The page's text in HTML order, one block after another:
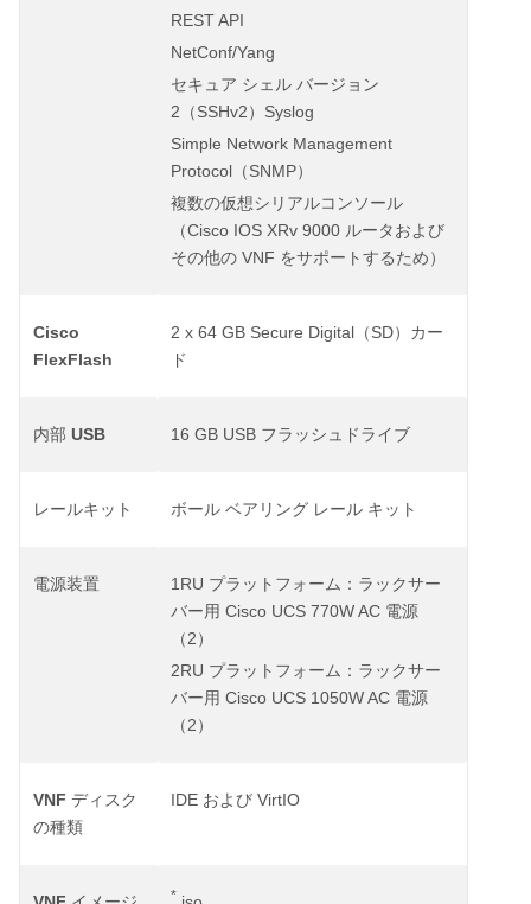
REST API
NetConf/Yang
セキュア シェル バージョン
2 （ SSHv2 ） Syslog
Simple Network Management
Protocol （ SNMP）
複数の仮想シリアルコンソール
（Cisco IOS XRv 9000 ルータおよび
その他の VNF をサポートするため）
Cisco
FlexFlash
2 x 64 GB Secure Digital （ SD）カー
ド
内部 USB 16 GB USB フラッシュドライブ
レールキット ボール ベアリング レール キット
電源装置 1RU プラットフォーム：ラックサー
バー用 Cisco UCS 770W AC 電源
（2 ）
2RU プラットフォーム：ラックサー
バー用 Cisco UCS 1050W AC 電源
（2 ）
VNF ディスク
の種類
IDE および VirtIO
*